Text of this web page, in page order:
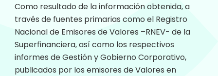
Como resultado de la información obtenida, a
través de fuentes primarias como el Registro
Nacional de Emisores de Valores –RNEV- de la
Superfinanciera, así como los respectivos
informes de Gestión y Gobierno Corporativo,
publicados por los emisores de Valores en